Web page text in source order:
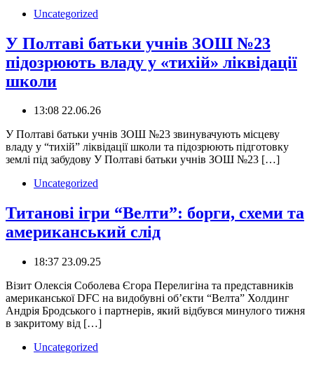
Uncategorized
У Полтаві батьки учнів ЗОШ №23
підозрюють владу у «тихій» ліквідації
школи
13:08 22.06.26
У Полтаві батьки учнів ЗОШ №23 звинувачують місцеву
владу у “тихій” ліквідації школи та підозрюють підготовку
землі під забудову ️У Полтаві батьки учнів ЗОШ №23 […]
Uncategorized
Титанові ігри “Велти”: борги, схеми та
американський слід
18:37 23.09.25
Візит Олексія Соболева Єгора Перелигіна та представників
американської DFC на видобувні обʼєкти “Велта” Холдинг
Андрія Бродського і партнерів, який відбувся минулого тижня
в закритому від […]
Uncategorized